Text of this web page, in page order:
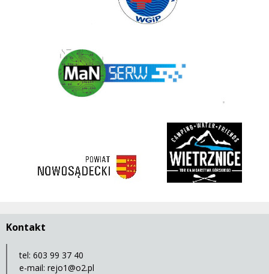
Polski Związek Kajakowy
3 korony
Kontakt
tel: 603 99 37 40
e-mail: rejo1@o2.pl